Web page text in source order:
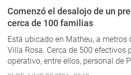
Comenzó el desalojo de un
cerca de 100 familias
Está ubicado en Matheu, a
Villa Rosa. Cerca de 500 efectivos
operativo, entre ellos, personal de